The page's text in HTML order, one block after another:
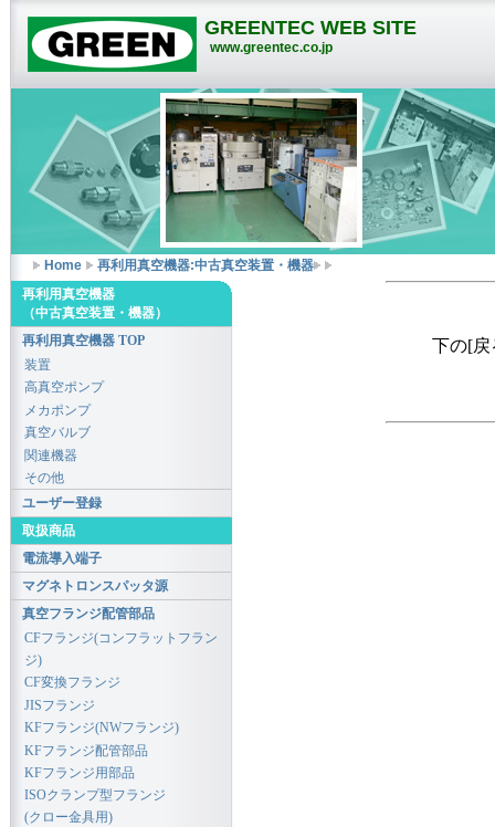
GREENTEC WEB SITE
www.greentec.co.jp
Home 再利用真空機器:中古真空装置・機器
下の[戻
再利用真空機器
（中古真空装置・機器）
再利用真空機器 TOP
装置
高真空ポンプ
メカポンプ
真空バルブ
関連機器
その他
ユーザー登録
取扱商品
電流導入端子
マグネトロンスパッタ源
真空フランジ配管部品
CFフランジ(コンフラットフラン
ジ)
CF変換フランジ
JISフランジ
KFフランジ(NWフランジ)
KFフランジ配管部品
KFフランジ用部品
ISOクランプ型フランジ
(クロー金具用)